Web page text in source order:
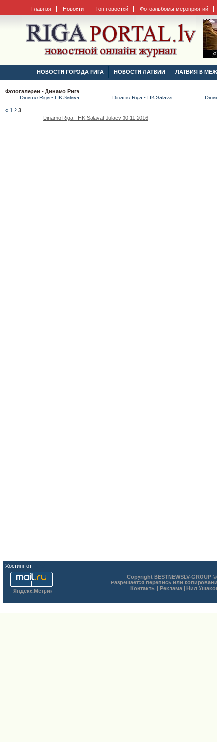
Главная Новости Топ новостей Фотоальбомы мероприятий
НОВОСТИ ГОРОДА РИГА НОВОСТИ ЛАТВИИ ЛАТВИЯ В
Фотогалереи - Динамо Рига
Dinamo Riga - HK Salava...
Dinamo Riga - HK Salava...
« 1 2 3
Dinamo Riga - HK Salavat Julaev 30.11.2016
Хостинг от
Copyright BESTNEWSLV-GROUP
Разрешается перепись или
Контакты | Реклама | Нил